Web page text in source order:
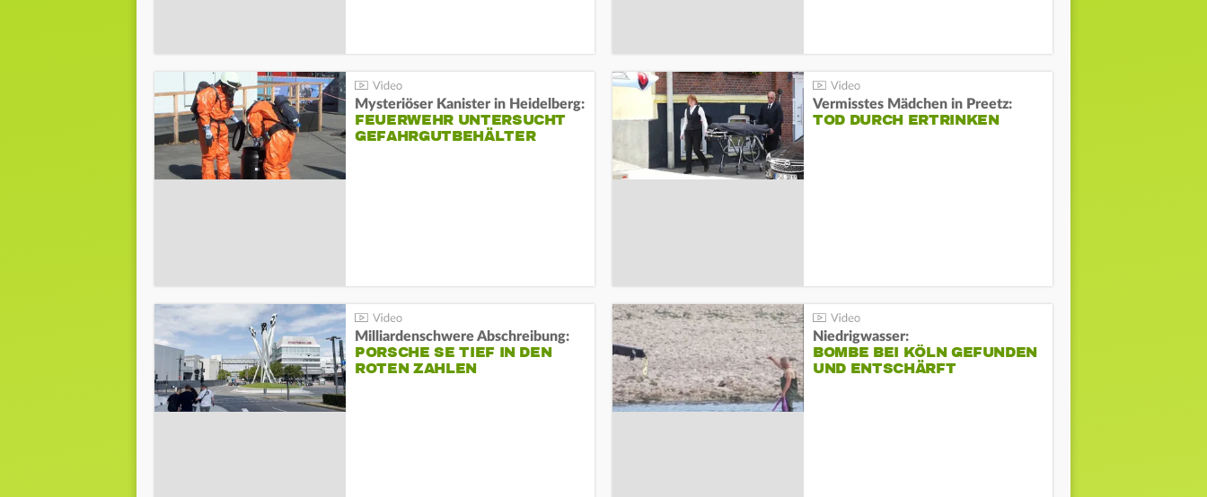
Mysteriöser Kanister in Heidelberg:
FEUERWEHR UNTERSUCHT
GEFAHRGUTBEHÄLTER
Vermisstes Mädchen in Preetz:
TOD DURCH ERTRINKEN
Milliardenschwere Abschreibung:
PORSCHE SE TIEF IN DEN
ROTEN ZAHLEN
Niedrigwasser:
BOMBE BEI KÖLN GEFUNDEN
UND ENTSCHÄRFT